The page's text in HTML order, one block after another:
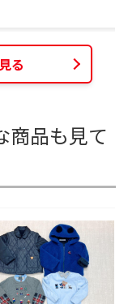
る
商品も見て